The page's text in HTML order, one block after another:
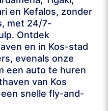
en Kefalos, zonder
met 24/7-
Ontdek
en in Kos-stad
evenals onze
een auto te huren
van Kos
snelle fly-and-